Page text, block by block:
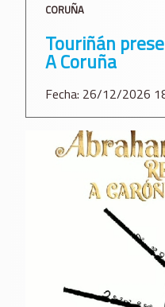
CORUÑA
Touriñán
A Coruña
Fecha: 26/12/2026